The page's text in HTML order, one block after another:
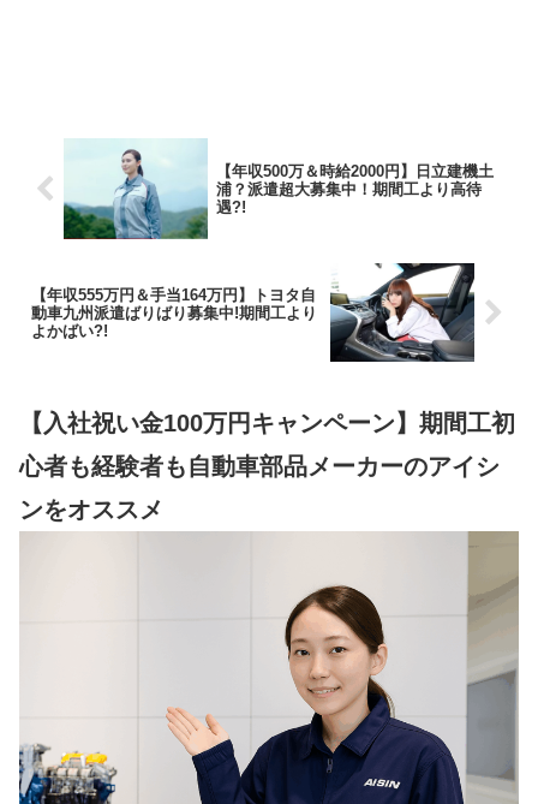
【年収500万＆時給2000円】日立建機土
浦？派遣超大募集中！期間工より高待
遇?!
【年収555万円＆手当164万円】トヨタ自
動車九州派遣ばりばり募集中!期間工より
よかばい?!
【入社祝い金100万円キャンペーン】期間工初
心者も経験者も自動車部品メーカーのアイシ
ンをオススメ